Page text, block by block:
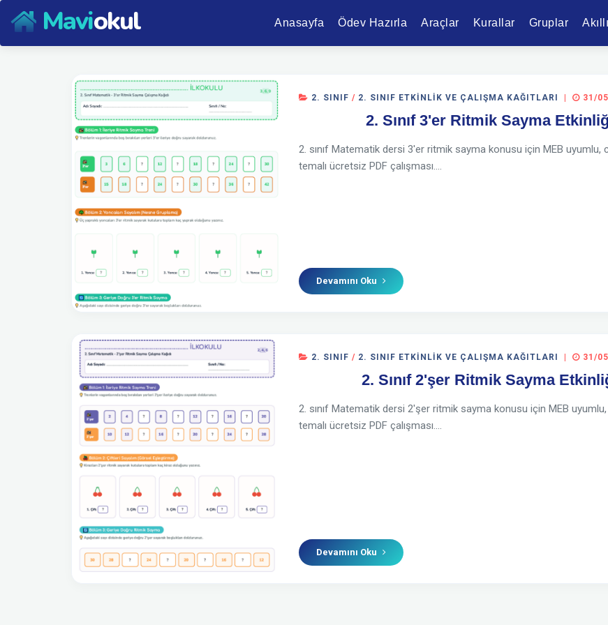
Maviokul Anasayfa Ödev Hazırla Araçlar Kurallar Gruplar
2. SINIF / 2. SINIF ETKINLIK VE ÇALIŞMA KAĞITLARI 31/
2. Sınıf 3'er Ritmik Sayma
2. sınıf Matematik dersi 3'er ritmik sayma konusu için MEB uyumlu,
temalı ücretsiz PDF çalışması....
Devamını Oku
2. SINIF / 2. SINIF ETKINLIK VE ÇALIŞMA KAĞITLARI 31/
2. Sınıf 2'şer Ritmik Sayma
2. sınıf Matematik dersi 2'şer ritmik sayma konusu için MEB uyumlu,
temalı ücretsiz PDF çalışması....
Devamını Oku